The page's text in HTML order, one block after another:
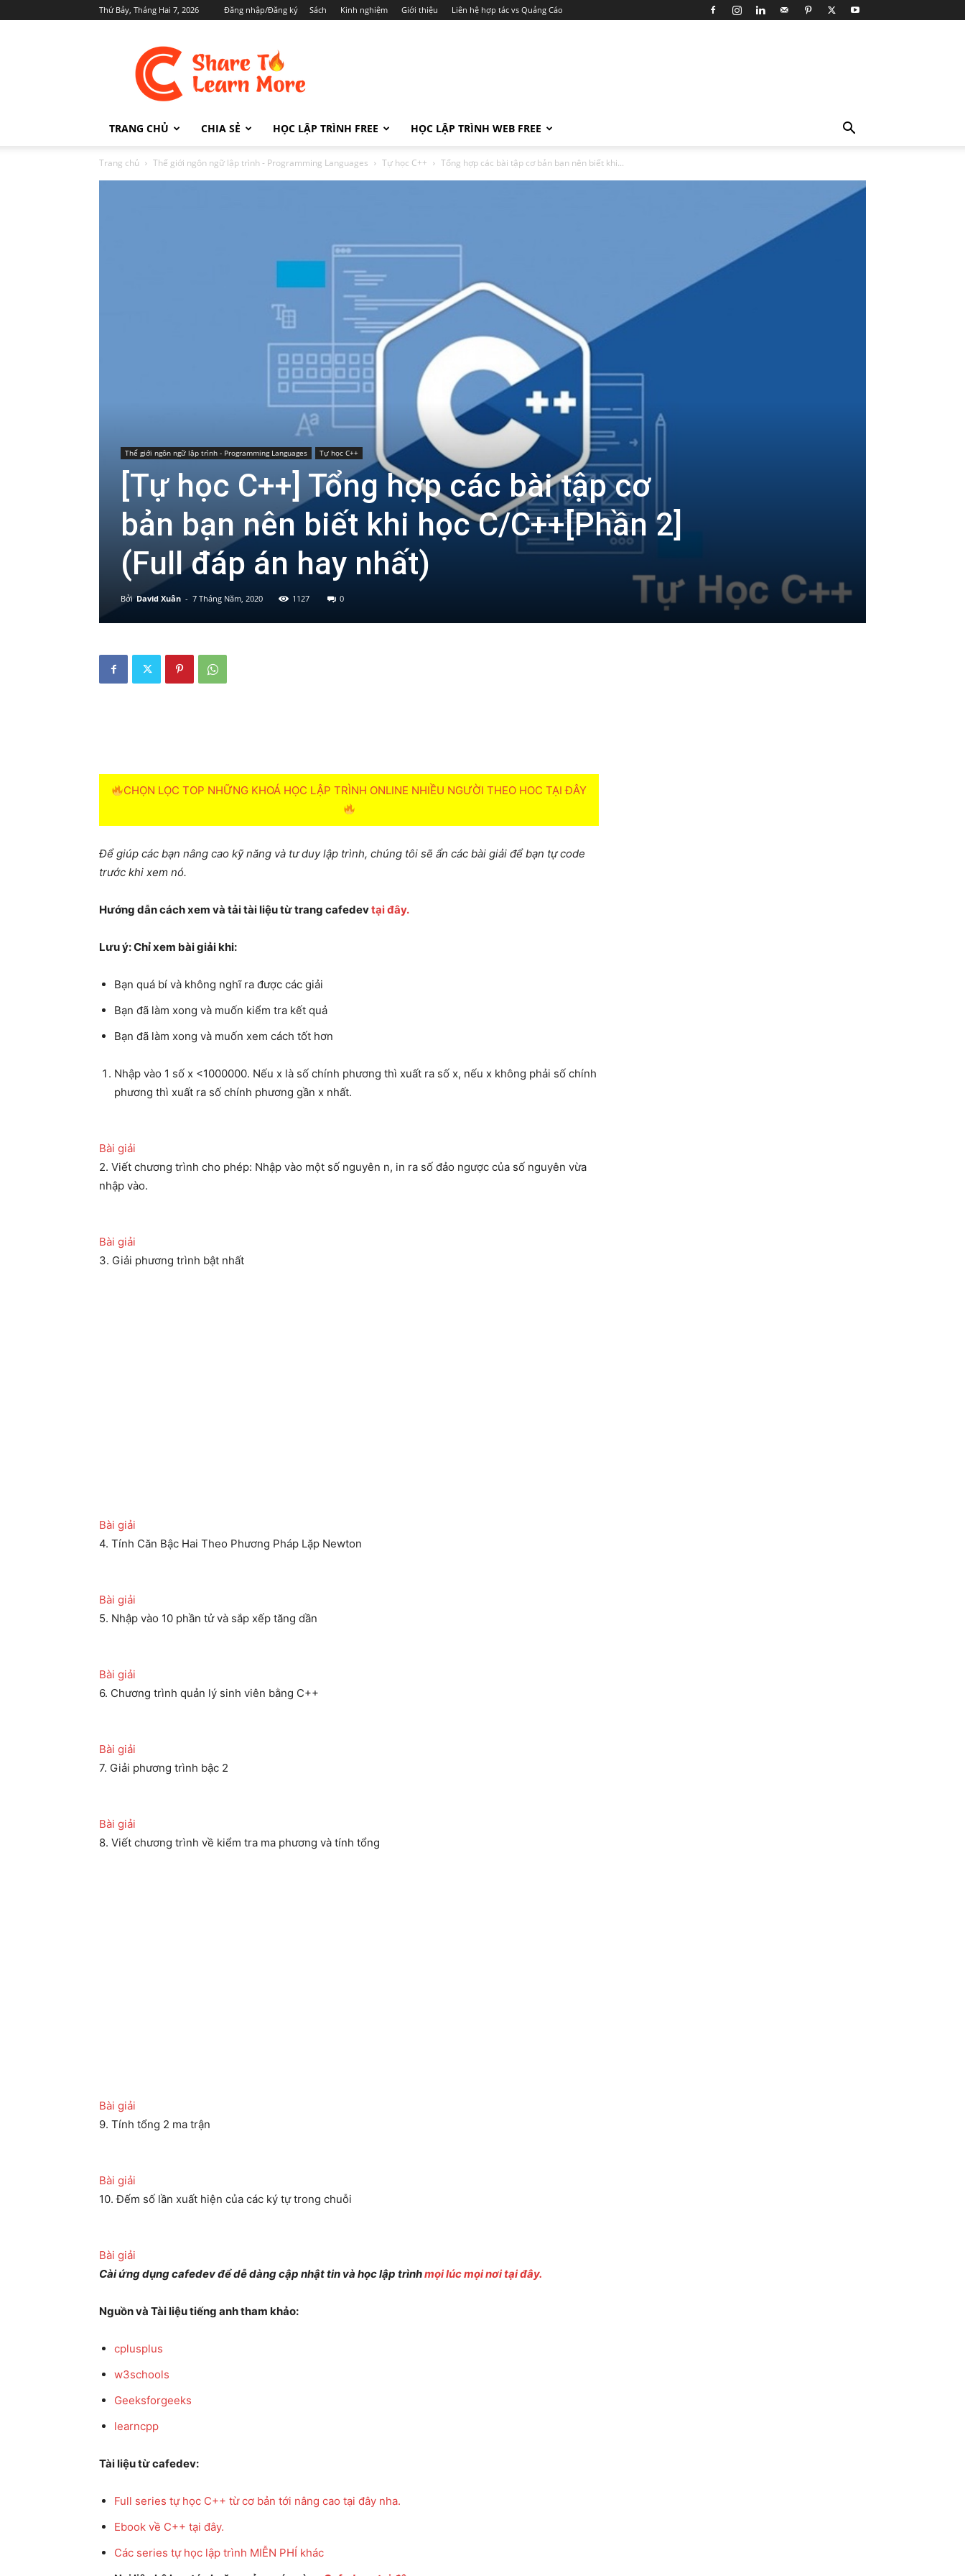
Thứ Bảy, Tháng Hai 7, 2026 Đăng nhập/Đăng ký Sách Kinh nghiệm Giới thiệu Liên hệ hợp tác vs Quảng Cáo
TRANG CHỦ CHIA SẺ HỌC LẬP TRÌNH FREE HỌC LẬP TRÌNH WEB FREE
Trang chủ Thế giới ngôn ngữ lập trình - Programming Languages Tự học C++ Tổng hợp các bài tập cơ bản bạn nên biết khi...
Thế giới ngôn ngữ lập trình - Programming Languages Tự học C++
[Tự học C++] Tổng hợp các bài tập cơ
bản bạn nên biết khi học C/C++[Phần 2]
(Full đáp án hay nhất)
Bởi David Xuân - 7 Tháng Năm, 2020 1127 0
CHỌN LỌC TOP NHỮNG KHOÁ HỌC LẬP TRÌNH ONLINE NHIỀU NGƯỜI THEO HOC TẠI ĐÂY
Để giúp các bạn nâng cao kỹ năng và tư duy lập trình, chúng tôi sẽ ẩn các bài giải để bạn tự code
trước khi xem nó.
Hướng dẫn cách xem và tải tài liệu từ trang cafedevtại đây.
Lưu ý: Chỉ xem bài giải khi:
Bạn quá bí và không nghĩ ra được các giải
Bạn đã làm xong và muốn kiểm tra kết quả
Bạn đã làm xong và muốn xem cách tốt hơn
Nhập vào 1 số x <1000000. Nếu x là số chính phương thì xuất ra số x, nếu x không phải số chính
phương thì xuất ra số chính phương gần x nhất.
Bài giải
2. Viết chương trình cho phép: Nhập vào một số nguyên n, in ra số đảo ngược của số nguyên vừa
nhập vào.
Bài giải
3. Giải phương trình bật nhất
Bài giải
4. Tính Căn Bậc Hai Theo Phương Pháp Lặp Newton
Bài giải
5. Nhập vào 10 phần tử và sắp xếp tăng dần
Bài giải
6. Chương trình quản lý sinh viên bằng C++
Bài giải
7. Giải phương trình bậc 2
Bài giải
8. Viết chương trình về kiểm tra ma phương và tính tổng
Bài giải
9. Tính tổng 2 ma trận
Bài giải
10. Đếm số lần xuất hiện của các ký tự trong chuỗi
Bài giải
Cài ứng dụng cafedev để dễ dàng cập nhật tin và học lập trìnhmọi lúc mọi nơi tại đây.
Nguồn và Tài liệu tiếng anh tham khảo:
cplusplus
w3schools
Geeksforgeeks
learncpp
Tài liệu từ cafedev:
Full series tự học C++ từ cơ bản tới nâng cao tại đây nha.
Ebook về C++ tại đây.
Các series tự học lập trình MIỄN PHÍ khác